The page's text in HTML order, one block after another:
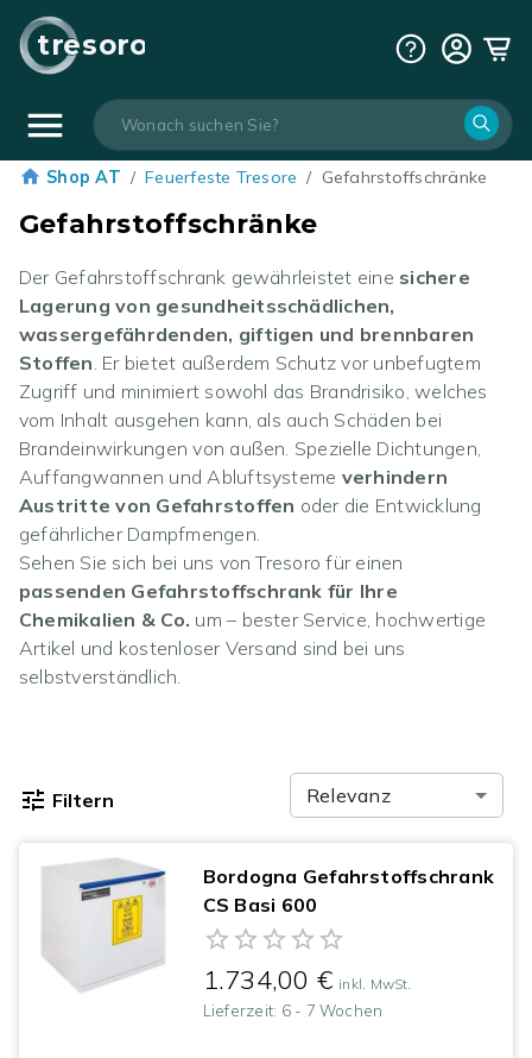
tresoro
Shop AT / Feuerfeste Tresore / Gefahrstoffschränke
Gefahrstoffschränke
Der Gefahrstoffschrank gewährleistet eine sichere
Lagerung von gesundheitsschädlichen,
wassergefährdenden, giftigen und brennbaren
Stoffen. Er bietet außerdem Schutz vor unbefugtem
Zugriff und minimiert sowohl das Brandrisiko, welches
vom Inhalt ausgehen kann, als auch Schäden bei
Brandeinwirkungen von außen. Spezielle Dichtungen,
Auffangwannen und Abluftsysteme verhindern
Austritte von Gefahrstoffen oder die Entwicklung
gefährlicher Dampfmengen.
Sehen Sie sich bei uns von Tresoro für einen
passenden Gefahrstoffschrank für Ihre
Chemikalien & Co. um – bester Service, hochwertige
Artikel und kostenloser Versand sind bei uns
selbstverständlich.
Filtern Relevanz
Bordogna Gefahrstoffschrank
CS Basi 600
1.734,00 € inkl. MwSt.
Lieferzeit: 6 - 7 Wochen